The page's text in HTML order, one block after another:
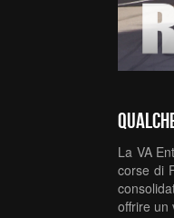
La VA
corse di
offrire un